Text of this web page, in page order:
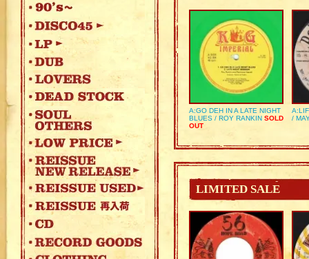
A:GO DEH IN A LATE NIGHT
BLUES / ROY RANKIN SOLD
OUT
/
LIMITED SALE